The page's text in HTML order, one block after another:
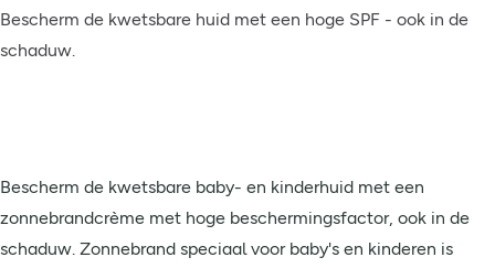
Bescherm de kwetsbare huid met een hoge SPF - ook in de
schaduw.
Bescherm de kwetsbare baby- en kinderhuid met een
zonnebrandcrème met hoge beschermingsfactor, ook in de
schaduw. Zonnebrand speciaal voor baby's en kinderen is